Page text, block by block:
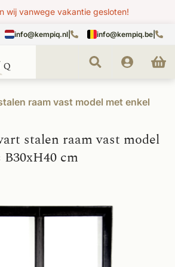
wij vanwege vakantie gesloten!
info@kempiq.nl info@kempiq.be
raam vast model met enkel
stalen raam vast model
cm